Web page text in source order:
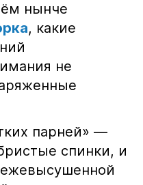
нынче
, какие
не
парней» —
спинки, и